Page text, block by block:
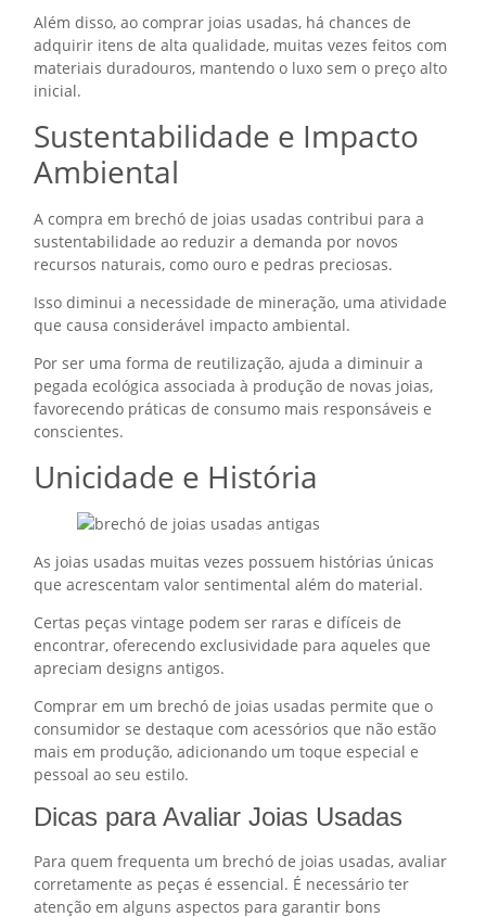
Além disso, ao comprar joias usadas, há chances de
adquirir itens de alta qualidade, muitas vezes feitos com
materiais duradouros, mantendo o luxo sem o preço alto
inicial.
Sustentabilidade e Impacto
Ambiental
A compra em brechó de joias usadas contribui para a
sustentabilidade ao reduzir a demanda por novos
recursos naturais, como ouro e pedras preciosas.
Isso diminui a necessidade de mineração, uma atividade
que causa considerável impacto ambiental.
Por ser uma forma de reutilização, ajuda a diminuir a
pegada ecológica associada à produção de novas joias,
favorecendo práticas de consumo mais responsáveis e
conscientes.
Unicidade e História
As joias usadas muitas vezes possuem histórias únicas
que acrescentam valor sentimental além do material.
Certas peças vintage podem ser raras e difíceis de
encontrar, oferecendo exclusividade para aqueles que
apreciam designs antigos.
Comprar em um brechó de joias usadas permite que o
consumidor se destaque com acessórios que não estão
mais em produção, adicionando um toque especial e
pessoal ao seu estilo.
Dicas para Avaliar Joias Usadas
Para quem frequenta um brechó de joias usadas, avaliar
corretamente as peças é essencial. É necessário ter
atenção em alguns aspectos para garantir bons